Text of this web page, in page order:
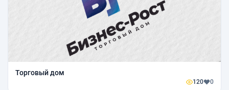
Торговый дом
120 0